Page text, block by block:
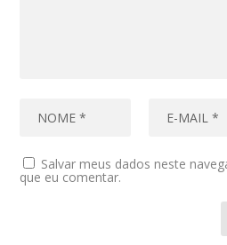
Salvar meus dados neste
que eu comentar.